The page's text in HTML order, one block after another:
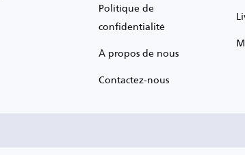
Politique de
confidentialité
À propos de nous
Contactez-nous